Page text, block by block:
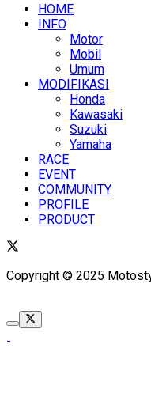
HOME
INFO
Motor
Mobil
Umum
MODIFIKASI
Honda
Kawasaki
Suzuki
Yamaha
RACE
EVENT
COMMUNITY
PROFILE
PRODUCT
Copyright © 2025